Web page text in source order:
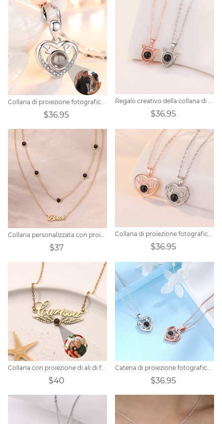
Collana di proiezione fotografica personalizzata per un incavo vuoto
$36.95 $36.95
Collana personalizzata con proiezione di nome a doppio strato
$37 $36.95
Collana con proiezione di ali di foto personalizzate
$40
Catena di proiezione fotografica personalizzata - Cuore di caccia
$36.95